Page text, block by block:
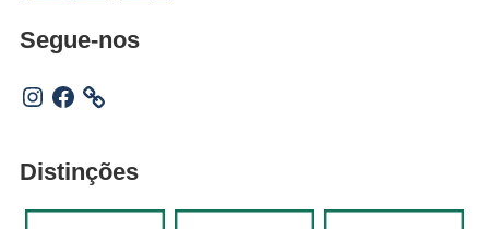
Segue-nos
Instagram
Facebook
Distinções